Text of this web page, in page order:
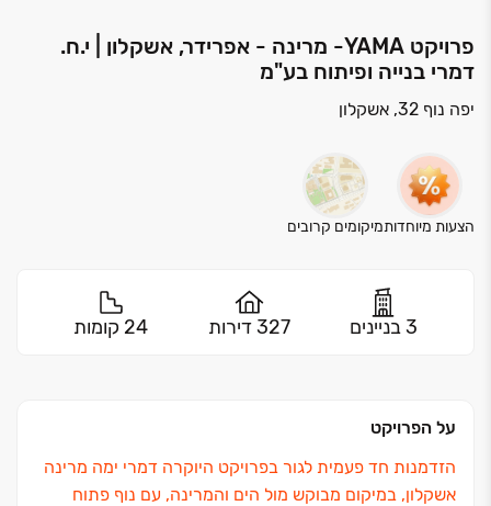
פרויקט YAMA- מרינה - אפרידר, אשקלון | י.ח.
דמרי בנייה ופיתוח בע"מ
יפה נוף 32, אשקלון
הצעות מיוחדותמיקומים קרובים
3 בניינים 327 דירות 24 קומות
על הפרויקט
הזדמנות חד פעמית לגור בפרויקט היוקרה דמרי ימה מרינה
אשקלון, במיקום מבוקש מול הים והמרינה, עם נוף פתוח